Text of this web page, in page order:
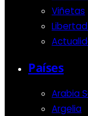
Viñetas
Países
Arabia
Argelia